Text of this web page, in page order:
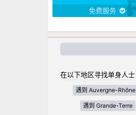
免费服务
在以下地区寻找单身人
遇到 Auvergne-
遇到 Grande-Terre